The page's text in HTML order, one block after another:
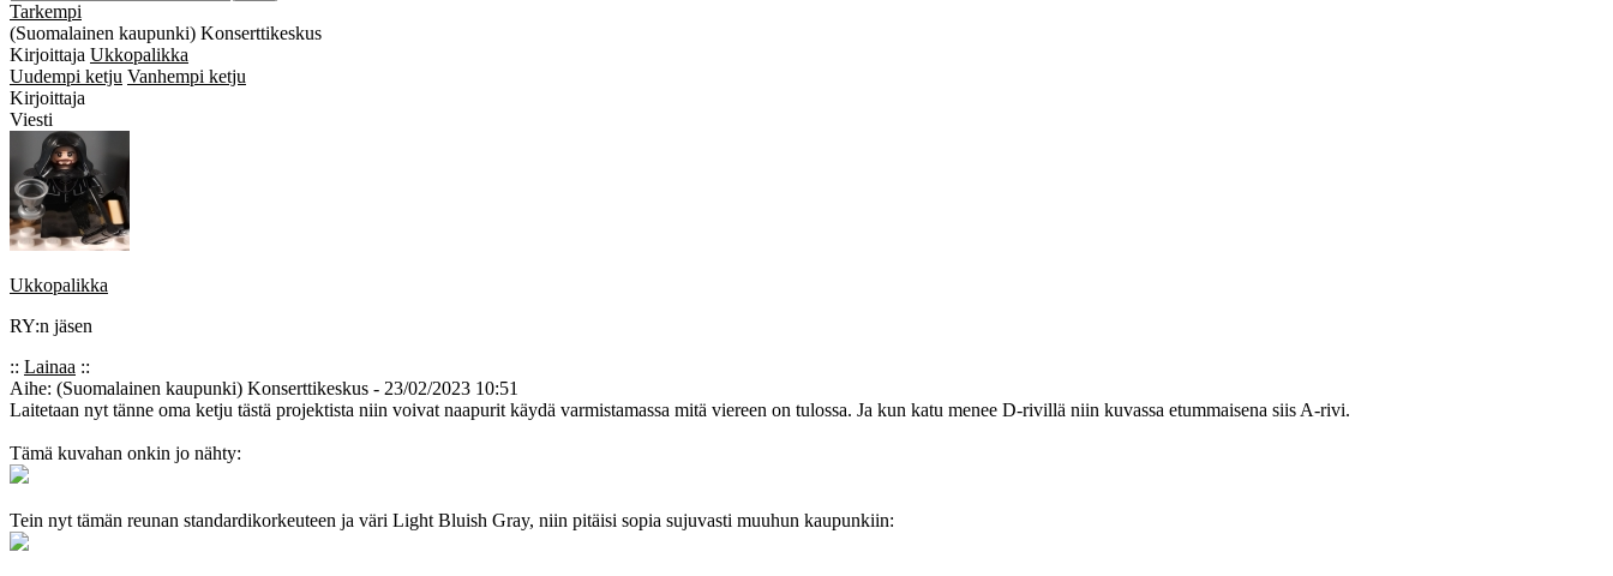
Tarkempi
(Suomalainen kaupunki) Konserttikeskus
Kirjoittaja Ukkopalikka
Uudempi ketju Vanhempi ketju
Kirjoittaja
Viesti
Ukkopalikka
RY:n jäsen
:: Lainaa ::
Aihe: (Suomalainen kaupunki) Konserttikeskus - 23/02/2023 10:51
Laitetaan nyt tänne oma ketju tästä projektista niin voivat naapurit käydä varmistamassa mitä viereen on tulossa. Ja kun katu menee D-rivillä niin kuvassa etummaisena siis A-rivi.
Tämä kuvahan onkin jo nähty:
Tein nyt tämän reunan standardikorkeuteen ja väri Light Bluish Gray, niin pitäisi sopia sujuvasti muuhun kaupunkiin: